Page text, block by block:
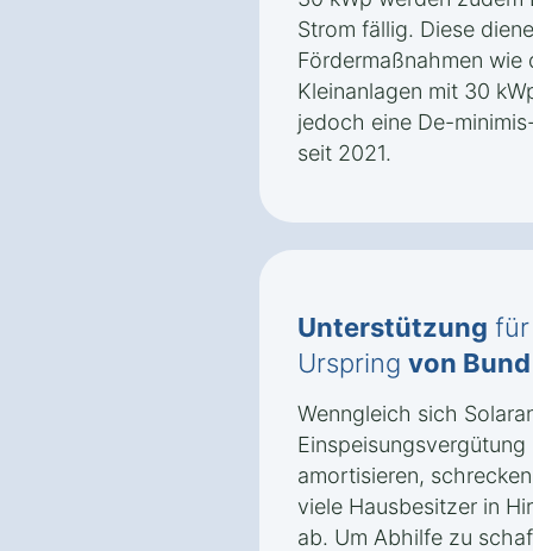
Strom fällig. Diese
Fördermaßnahmen wie
Kleinanlagen mit 30
jedoch eine De-
seit 2021.
Unterstützung für
Urspring von
Wenngleich sich
amortisieren,
viele Hausbesitzer in
ab. Um Abhilfe zu